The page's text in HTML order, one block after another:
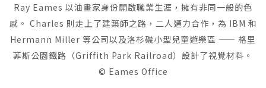
Ray Eames 以油畫家身份開啟職業生涯，擁有非同一般的色
感。 Charles 則走上了建築師之路，二人通力合作，為 IBM 和
Hermann Miller 等公司以及洛杉磯小型兒童遊樂區 —— 格里
菲斯公園鐵路（Griffith Park Railroad）設計了視覺材料。
© Eames Office